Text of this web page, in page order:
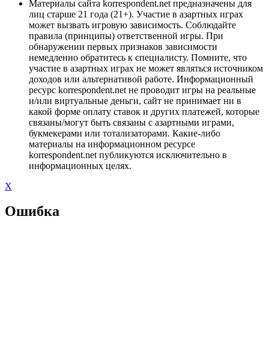
Материалы сайта korrespondent.net предназначены для
лиц старше 21 года (21+). Участие в азартных играх
может вызвать игровую зависимость. Соблюдайте
правила (принципы) ответственной игры. При
обнаружении первых признаков зависимости
немедленно обратитесь к специалисту. Помните, что
участие в азартных играх не может являться источником
доходов или альтернативой работе. Информационный
ресурс korrespondent.net не проводит игры на реальные
и/или виртуальные деньги, сайт не принимает ни в
какой форме оплату ставок и других платежей, которые
связаны/могут быть связаны с азартными играми,
букмекерами или тотализаторами. Какие-либо
материалы на информационном ресурсе
korrespondent.net публикуются исключительно в
информационных целях.
X
Ошибка